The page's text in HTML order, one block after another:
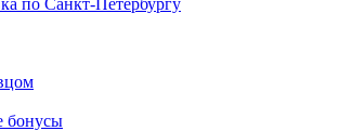
по Санкт-Петербургу
бонусы